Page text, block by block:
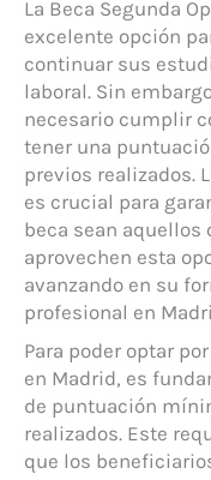
La Beca Segunda
excelente opción
continuar sus
laboral. Sin
necesario cumplir
tener una
previos realizados.
es crucial para
beca sean
aprovechen esta
avanzando en su
profesional en
Para poder optar
en Madrid, es
de puntuación
realizados. Este
que los